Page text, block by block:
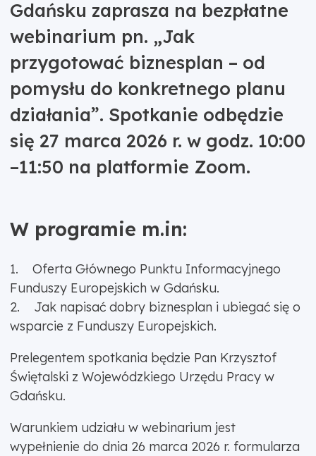
Gdańsku zaprasza na bezpłatne
webinarium pn. „Jak
przygotować biznesplan – od
pomysłu do konkretnego planu
działania”. Spotkanie odbędzie
się 27 marca 2026 r. w godz. 10:00
–11:50 na platformie Zoom.
W programie m.in:
1. Oferta Głównego Punktu Informacyjnego
Funduszy Europejskich w Gdańsku.
2. Jak napisać dobry biznesplan i ubiegać się o
wsparcie z Funduszy Europejskich.
Prelegentem spotkania będzie Pan Krzysztof
Świętalski z Wojewódzkiego Urzędu Pracy w
Gdańsku.
Warunkiem udziału w webinarium jest
wypełnienie do dnia 26 marca 2026 r. formularza